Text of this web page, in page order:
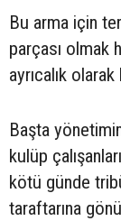
Bu arma için
parçası olmak
ayrıcalık
Başta
kulüp
kötü günde
taraftarına